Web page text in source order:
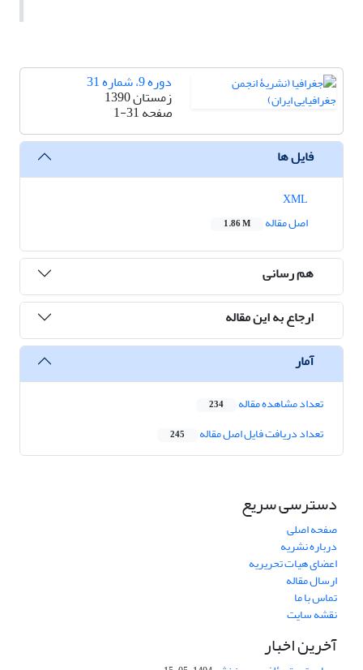
دوره 9، شماره 31
زمستان 1390
صفحه1-31
فایل ها
اصل مقاله
1.86 M
هم رسانی
ارجاع به این مقاله
آمار
تعداد مشاهده مقاله 234
تعداد دریافت فایل اصل مقاله 245
دسترسی سریع
صفحه اصلی
درباره نشریه
اعضای هیات تحریریه
ارسال مقاله
تماس با ما
نقشه سایت
آخرین اخبار